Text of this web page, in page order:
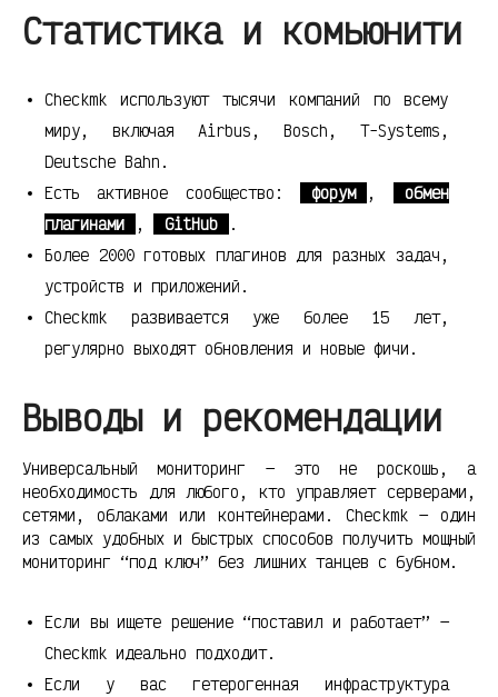
Статистика и комьюнити
Checkmk используют тысячи компаний по всему
миру, включая Airbus, Bosch, T-Systems,
Deutsche Bahn.
Есть активное сообщество:
форум ,
обмен
плагинами
, GitHub
.
Более 2000 готовых плагинов для разных задач,
устройств и приложений.
Checkmk развивается уже более 15 лет,
регулярно выходят обновления и новые фичи.
Выводы и рекомендации
Универсальный мониторинг — это не роскошь, а
необходимость для любого, кто управляет серверами,
сетями, облаками или контейнерами. Checkmk — один
из самых удобных и быстрых способов получить мощный
мониторинг “под ключ” без лишних танцев с бубном.
Если вы ищете решение “поставил и работает” —
Checkmk идеально подходит.
Если у вас гетерогенная инфраструктура